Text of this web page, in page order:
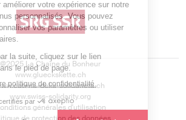
@2025 La Chaîne du Bonheur
www.glueckskette.ch
della-solidarieta.ch
www.swiss-solidarity.org
générales d'utilisation